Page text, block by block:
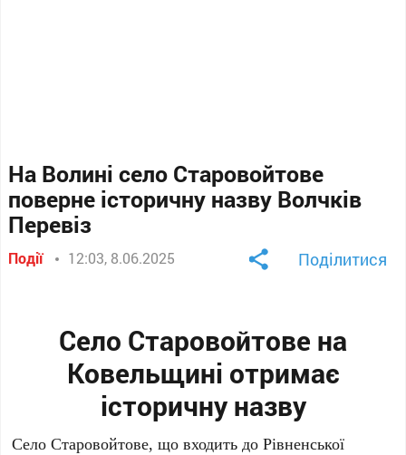
На Волині село Старовойтове
поверне історичну назву Волчків
Перевіз
Події 12:03, 8.06.2025 Поділитися
Село Старовойтове на
Ковельщині отримає
історичну назву
Село Старовойтове, що входить до Рівненської